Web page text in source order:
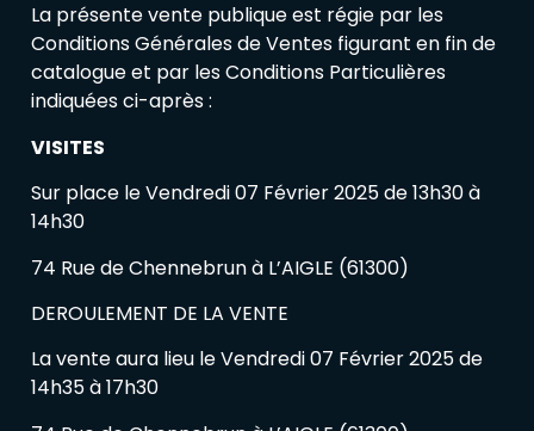
La présente vente publique est régie par les
Conditions Générales de Ventes figurant en fin de
catalogue et par les Conditions Particulières
indiquées ci-après :
VISITES
Sur place le Vendredi 07 Février 2025 de 13h30 à
14h30
74 Rue de Chennebrun à L’AIGLE (61300)
DEROULEMENT DE LA VENTE
La vente aura lieu le Vendredi 07 Février 2025 de
14h35 à 17h30